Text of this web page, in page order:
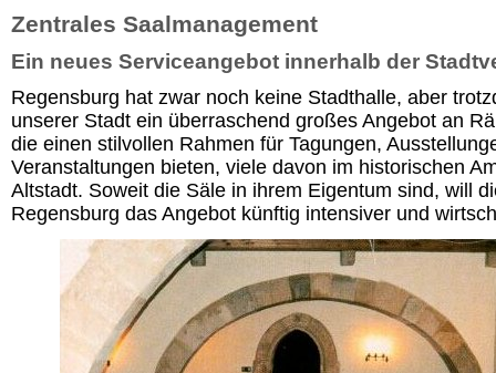
Zentrales Saalmanagement
Ein neues Serviceangebot innerhalb der
Regensburg hat zwar noch keine Stadthalle, aber
unserer Stadt ein überraschend großes Angebot an
die einen stilvollen Rahmen für Tagungen,
Veranstaltungen bieten, viele davon im historischen
Altstadt. Soweit die Säle in ihrem Eigentum sind, will
Regensburg das Angebot künftig intensiver und